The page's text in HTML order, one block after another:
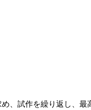
、試作を繰り返し、最